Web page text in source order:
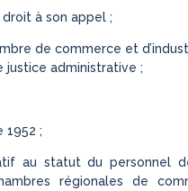
droit à son appel ;
de commerce et
justice administrative ;
1952 ;
au statut du personnel
régionales de